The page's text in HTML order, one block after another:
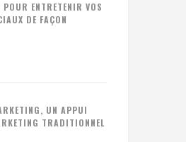
ENTRETENIR VOS
DE FAÇON
UN APPUI
TRADITIONNEL